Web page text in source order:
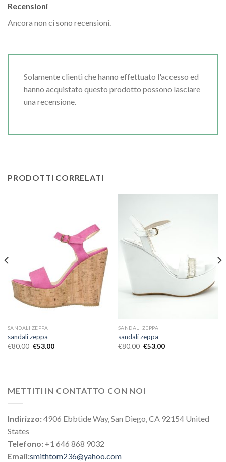
Recensioni
Ancora non ci sono recensioni.
Solamente clienti che hanno effettuato l'accesso ed
hanno acquistato questo prodotto possono lasciare
una recensione.
PRODOTTI CORRELATI
SANDALI ZEPPA
sandali zeppa
€80.00 €53.00
SANDALI ZEPPA
sandali zeppa
€80.00 €53.00
METTITI IN CONTATTO CON NOI
Indirizzo:4906 Ebbtide Way, San Diego, CA 92154 United
States
Telefono: +1 646 868 9032
Email:smithtom236@yahoo.com